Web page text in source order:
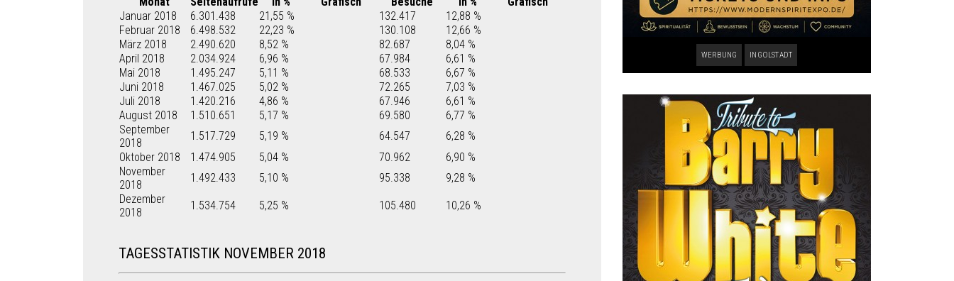
Januar 2018
6.301.438 21,55 % 132.417
12,88 %
Februar 2018
6.498.532 22,23 % 130.108
12,66 %
März 2018
2.490.620 8,52 % 82.687
8,04 %
April 2018
2.034.924 6,96 % 67.984
6,61 %
Mai 2018
1.495.247 5,11 % 68.533
6,67 %
Juni 2018
1.467.025 5,02 % 72.265
7,03 %
Juli 2018
1.420.216 4,86 % 67.946
6,61 %
August 2018
1.510.651 5,17 % 69.580
6,77 %
September
2018
1.517.729 5,19 % 64.547
6,28 %
Oktober 2018
1.474.905 5,04 % 70.962
6,90 %
November
2018
1.492.433 5,10 % 95.338
9,28 %
Dezember
2018
1.534.754 5,25 % 105.480 10,26 %
TAGESSTATISTIK NOVEMBER 2018
WERBUNG INGOLSTADT